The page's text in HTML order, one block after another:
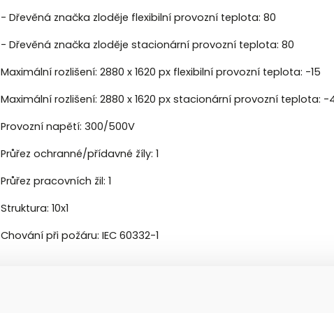
- Dřevěná značka zloděje flexibilní provozní teplota: 80
- Dřevěná značka zloděje stacionární provozní teplota: 80
Maximální rozlišení: 2880 x 1620 px flexibilní provozní teplota: -15
Maximální rozlišení: 2880 x 1620 px stacionární provozní teplota: -
Provozní napětí: 300/500V
Průřez ochranné/přídavné žíly: 1
Průřez pracovních žil: 1
Struktura: 10x1
Chování při požáru: IEC 60332-1